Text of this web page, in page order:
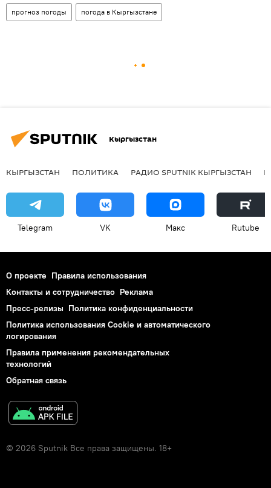
прогноз погоды погода в Кыргызстане
Кыргызстан
КЫРГЫЗСТАН ПОЛИТИКА РАДИО SPUTNIK КЫРГЫЗСТАН
Telegram VK Макс Rutube
О проекте Правила использования
Контакты и сотрудничество Реклама
Пресс-релизы Политика конфиденциальности
Политика использования Cookie и автоматического
логирования
Правила применения рекомендательных
технологий
Обратная связь
© 2026 Sputnik Все права защищены. 18+